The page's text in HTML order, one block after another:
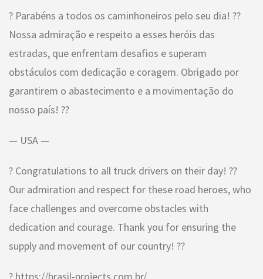
? Parabéns a todos os caminhoneiros pelo seu dia! ??
Nossa admiração e respeito a esses heróis das
estradas, que enfrentam desafios e superam
obstáculos com dedicação e coragem. Obrigado por
garantirem o abastecimento e a movimentação do
nosso país! ??
— USA —
? Congratulations to all truck drivers on their day! ??
Our admiration and respect for these road heroes, who
face challenges and overcome obstacles with
dedication and courage. Thank you for ensuring the
supply and movement of our country! ??
? https://brasil-projects.com.br/